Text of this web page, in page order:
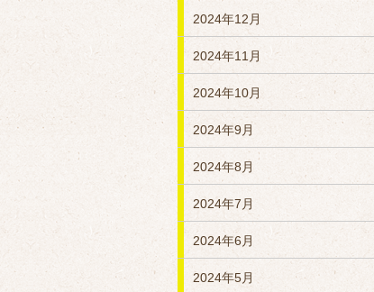
2024年12月
2024年11月
2024年10月
2024年9月
2024年8月
2024年7月
2024年6月
2024年5月